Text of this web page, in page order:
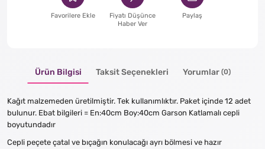
Favorilere Ekle
Fiyatı Düşünce
Haber Ver
Paylaş
Ürün Bilgisi Taksit Seçenekleri Yorumlar (0)
Kağıt malzemeden üretilmiştir. Tek kullanımlıktır. Paket içinde 12 adet
bulunur. Ebat bilgileri = En:40cm Boy:40cm Garson Katlamalı cepli
boyutundadır
Cepli peçete çatal ve bıçağın konulacağı ayrı bölmesi ve hazır